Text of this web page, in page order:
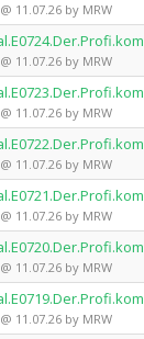
11.07.26 by MRW
11.07.26 by MRW
11.07.26 by MRW
11.07.26 by MRW
11.07.26 by MRW
11.07.26 by MRW
11.07.26 by MRW